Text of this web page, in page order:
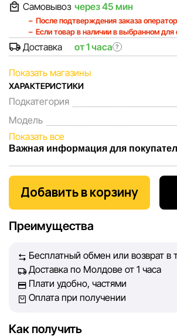
Самовывоз через 45 мин
После подтверждения заказа
Если товар в наличии в выбранном
Доставка от 1 часа ?
Показать магазины
ХАРАКТЕРИСТИКИ
Подкатегория
Модель
Показать все
Важная информация для
Мы, команда сети магазинов
покупателей. Каждый день мы
информация о товарах и услугах,
обеспечить вас достоверной
Однако, несмотря на постоянный
гарантировать абсолютную
сайте, ввиду возможных
сторонних ресурсах, ссылки на
Добавить в корзину
Преимущества
Бесплатный обмен или возврат в
Доставка по Молдове от 1 часа
Плати удобно, частями
Оплата при получении
Как получить